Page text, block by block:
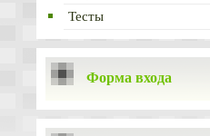
Тесты
Форма входа